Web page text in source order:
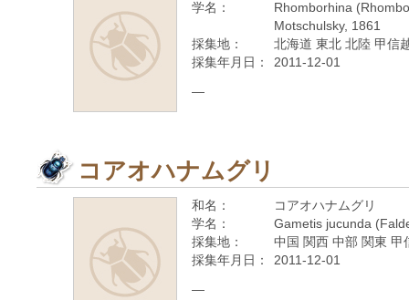
学名：
Rhomborhina
Motschulsky, 1861
採集地：
北海道 東北 北陸 甲信
採集年月日：
2011-12-01
—
コアオハナムグリ
和名：
コアオハナムグリ
学名：
Gametis jucunda
採集地：
中国 関西 中部 関東
採集年月日：
2011-12-01
—